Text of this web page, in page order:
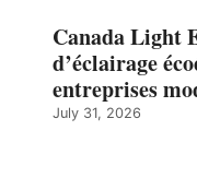
Canada Light
d’éclairage
entreprises
July 31, 2026